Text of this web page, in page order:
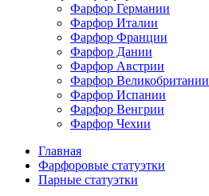
Фарфор Германии
Фарфор Италии
Фарфор Франции
Фарфор Дании
Фарфор Австрии
Фарфор Великобритании
Фарфор Испании
Фарфор Венгрии
Фарфор Чехии
Главная
Фарфоровые статуэтки
Парные статуэтки